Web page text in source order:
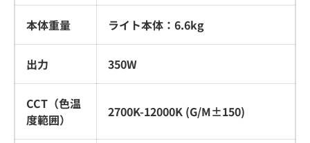
本体重量 ライト本体：6.6kg
出力 350W
CCT（色温
度範囲）
2700K-12000K (G/M±150)